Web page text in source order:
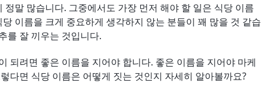
말 많습니다. 그중에서도 가장 먼저 해야 할 일은 식당 이름
이름을 크게 중요하게 생각하지 않는 분들이 꽤 많을 것 같습
를 잘 끼우는 것입니다.
되려면 좋은 이름을 지어야 합니다. 좋은 이름을 지어야 마케
다면 식당 이름은 어떻게 짓는 것인지 자세히 알아볼까요?